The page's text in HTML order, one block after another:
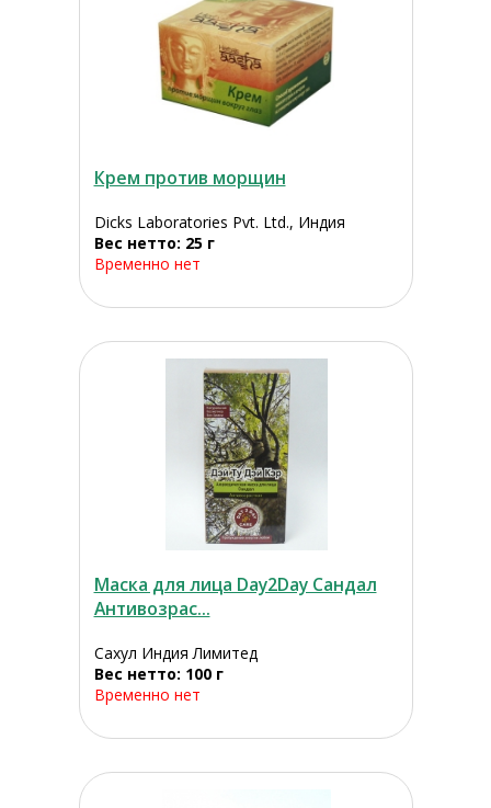
Крем против морщин
Dicks Laboratories Pvt. Ltd., Индия
Вес нетто: 25 г
Временно нет
Маска для лица Day2Day Сандал
Антивозрас...
Сахул Индия Лимитед
Вес нетто: 100 г
Временно нет